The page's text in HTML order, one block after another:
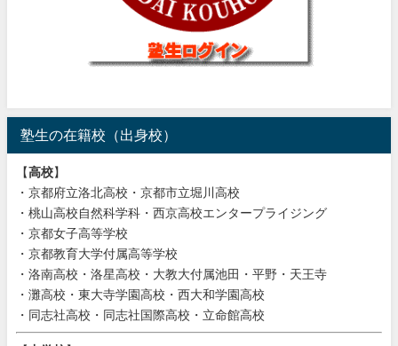
塾生の在籍校（出身校）
【高校】
・京都府立洛北高校・京都市立堀川高校
・桃山高校自然科学科・西京高校エンタープライジング
・京都女子高等学校
・京都教育大学付属高等学校
・洛南高校・洛星高校・大教大付属池田・平野・天王寺
・灘高校・東大寺学園高校・西大和学園高校
・同志社高校・同志社国際高校・立命館高校